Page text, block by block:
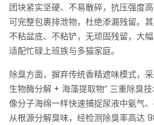
团块紧实坚硬、不易散碎，抗压强度
可完整包裹排泄物，杜绝渗漏残留。
不粘盆底、不粘铲，无顽固残留，大幅
适配忙碌上班族与多猫家庭。
除臭方面，摒弃传统香精遮味模式，
生物酶分解 + 海藻提取物” 三重除臭技
像分子海绵一样快速捕捉尿液中氨气、
从根源分解臭味，经检测除臭率高达